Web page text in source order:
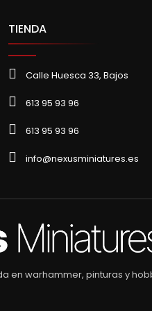
TIENDA
Calle Huesca 33, Bajos
613 95 93 96
613 95 93 96
info@nexusminiatures.es
en warhammer, pinturas y